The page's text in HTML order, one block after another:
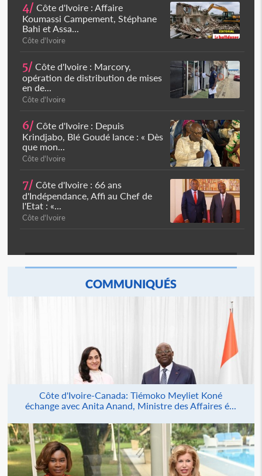
4/ Côte d'Ivoire : Affaire
Koumassi Campement, Stéphane
Bahi et Assa...
Côte d'Ivoire
5/ Côte d'Ivoire : Marcory,
opération de distribution de mises
en de...
Côte d'Ivoire
6/ Côte d'Ivoire : Depuis
Krindjabo, Blé Goudé lance : « Dès
que mon...
Côte d'Ivoire
7/ Côte d'Ivoire : 66 ans
d'Indépendance, Affi au Chef de
l'Etat : «...
Côte d'Ivoire
COMMUNIQUÉS
Côte d'Ivoire-Canada: Tiémoko Meyliet Koné
échange avec Anita Anand, Ministre des Affaires é...